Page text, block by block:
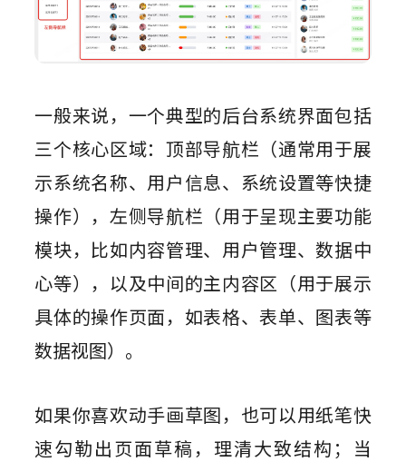
一般来说，一个典型的后台系统界面包括
三个核心区域：顶部导航栏（通常用于展
示系统名称、用户信息、系统设置等快捷
操作），左侧导航栏（用于呈现主要功能
模块，比如内容管理、用户管理、数据中
心等），以及中间的主内容区（用于展示
具体的操作页面，如表格、表单、图表等
数据视图）。
如果你喜欢动手画草图，也可以用纸笔快
速勾勒出页面草稿，理清大致结构；当